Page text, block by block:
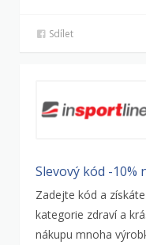
Sdílet
Slevový kód -10%
Zadejte kód a
kategorie zdraví a
nákupu mnoha